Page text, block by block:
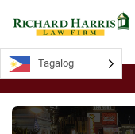
Tagalog
Tagalog